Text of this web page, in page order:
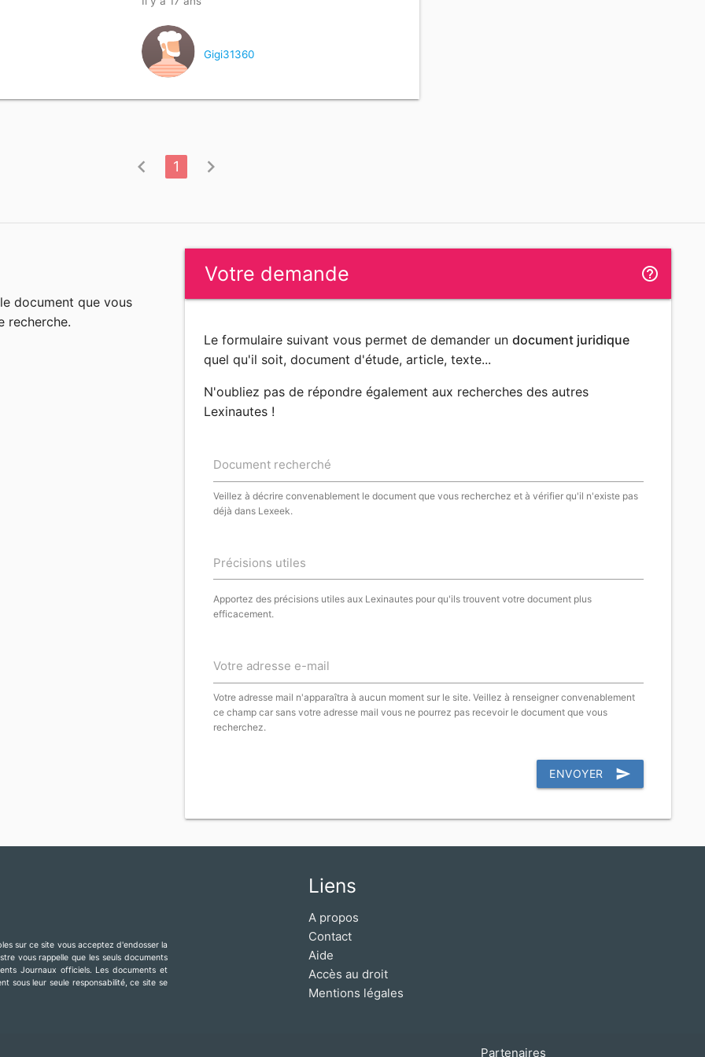
Gigi31360
chevron_left 1 chevron_right
document que vous
recherche.
Votre demande help_outline
Le formulaire suivant vous permet de demander undocument juridique
quel qu'il soit, document d'étude, article, texte...
N'oubliez pas de répondre également aux recherches des autres
Lexinautes !
Document recherché
Veillez à décrire convenablement le document que vous recherchez et à vérifier qu'il n'existe pas
déjà dans Lexeek.
Précisions utiles
Apportez des précisions utiles aux Lexinautes pour qu'ils trouvent votre document plus
efficacement.
Votre adresse e-mail
Votre adresse mail n'apparaîtra à aucun moment sur le site. Veillez à renseigner convenablement
ce champ car sans votre adresse mail vous ne pourrez pas recevoir le document que vous
recherchez.
ENVOYER send
sur ce site vous acceptez d'endosser la
vous rappelle que les seuls documents
Journaux officiels. Les documents et
sous leur seule responsabilité, ce site se
Liens
A propos
Contact
Aide
Accès au droit
Mentions légales
Partenaires